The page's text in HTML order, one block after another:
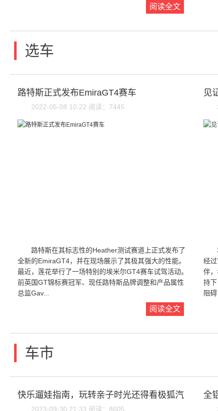
阅读全文
| 选车
路特斯正式发布EmiraGT4赛车
2022-05-08 10:22 阅读：7445
路特斯在其标志性的Heather测试赛道上正式发布了
全新的EmiraGT4，并在现场展示了其极其强大的性能。
最近，莲花举行了一场特别的埃米尔GT4赛车试驾活动。
前英国GT锦标赛冠军、现任路特斯品牌调整和产品属性
总监Gav...
阅读全文
见
经
伴
持
阻
| 车市
快乐遛娃指南，玩转亲子时光还得看极狐汽
2023-09-30 21:33 阅读：8605
全